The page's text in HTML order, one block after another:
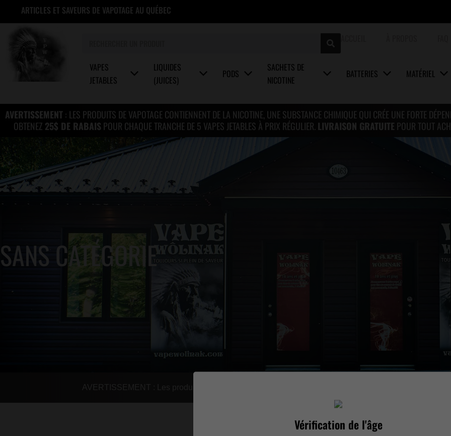
ARTICLES ET SAVEURS DE VAPOTAGE AU QUÉBEC
VAPES
JETABLES
LIQUIDES
(JUICES)
PODS
SACHETS DE
NICOTINE
BATTERIES MATÉRIEL
AVERTISSEMENT: LES PRODUITS DE VAPOTAGE CONTIENNENT DE LA NICOTINE, UNE SUBSTANCE CHIMIQUE QUI CRÉE UNE FORTE
OBTENEZ 25$ DE RABAIS POUR CHAQUE TRANCHE DE 5 VAPES JETABLES À PRIX RÉGULIER. LIVRAISON GRATUITE POUR TOUT
SANS CATÉGORIE
Vérification de l'âge